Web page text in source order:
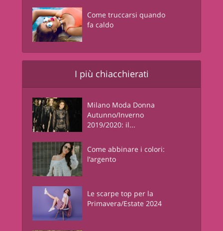
Come truccarsi quando
fa caldo
I più chiacchierati
Milano Moda Donna
Autunno/Inverno
2019/2020: il...
Come abbinare i colori:
l’argento
Le scarpe top per la
Primavera/Estate 2024